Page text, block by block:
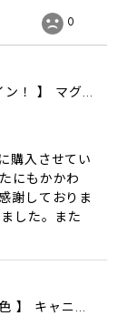
0
【 コーギー 2023新デザイン！ 】 マグカップ お家用 プレゼント 犬 うちの子 犬グッズ ギフト
購入させてい
にもかかわ
謝しておりま
した。また
【 チワワ スムース 毛色6色 】 キャニスター 保存容器 お家用 プレゼント 犬 ペット うちの子 犬グッズ